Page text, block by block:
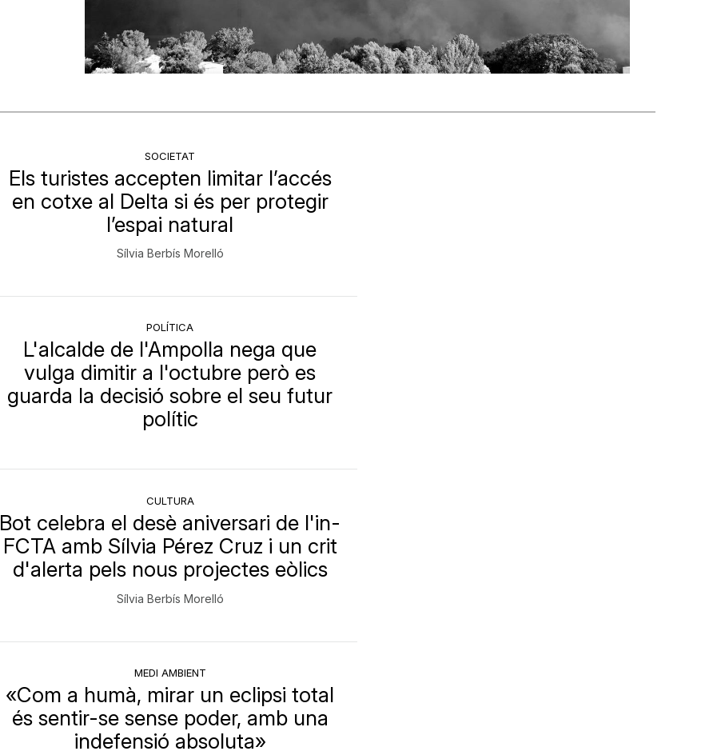
SOCIETAT
Els turistes accepten limitar l’accés
en cotxe al Delta si és per protegir
l’espai natural
Sílvia Berbís Morelló
POLÍTICA
L'alcalde de l'Ampolla nega que
vulga dimitir a l'octubre però es
guarda la decisió sobre el seu futur
polític
CULTURA
Bot celebra el desè aniversari de l'in-
FCTA amb Sílvia Pérez Cruz i un crit
d'alerta pels nous projectes eòlics
Sílvia Berbís Morelló
MEDI AMBIENT
«Com a humà, mirar un eclipsi total
és sentir-se sense poder, amb una
indefensió absoluta»